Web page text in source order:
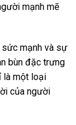
mạnh mẽ
sức mạnh và sự
bùn đặc trưng
là một loại
của người